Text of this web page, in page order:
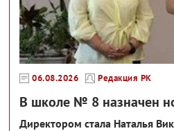
06.08.2026 Редакция РК
В школе № 8 назначен
Директором стала Наталья